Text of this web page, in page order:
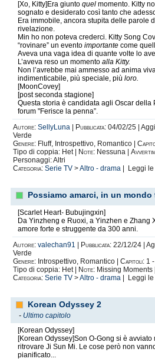
[Xo, Kitty]Era giunto quel momento. Kitty
sognato e desiderato così tanto che
Era immobile, ancora stupita delle parole
rivelazione.
Min ho non poteva crederci. Kitty Song
“rovinare” un evento importante come
Aveva una vaga idea di quante volte lo
L’aveva reso un momento alla Kitty.
Non l’avrebbe mai ammesso ad anima
indimenticabile, più speciale, più loro.
[MoonCovey]
[post seconda stagione]
Questa storia è candidata agli Oscar della
forum "Ferisce la penna”.
Autore: SellyLuna Pubblicata: 04/02/25 |
Verde
Genere: Fluff, Introspettivo, Romantico |
Tipo di coppia: Het |
Note: Nessuna |
Personaggi: Altri
Categoria: Serie TV >Altro - drama | Leggi le
Possiamo amarci, in un
[Scarlet Heart- Bubujingxin]
Da Yinzheng e Ruoxi, a Yinzhen e Zhang
amore forte e struggente da 300 anni.
Autore: valechan91 Pubblicata: 22/12/24 |
Verde
Genere: Introspettivo, Romantico | Capitoli: 1
Tipo di coppia: Het |
Note: Missing Moments |
Categoria: Serie TV >Altro - drama | Leggi le
Korean Odyssey 2
- Ultimo capitolo
[Korean Odyssey]
[Korean Odyssey]Son O-Gong si è
ritrovare Ji Sun Mi. Le cose però non
pianificato...